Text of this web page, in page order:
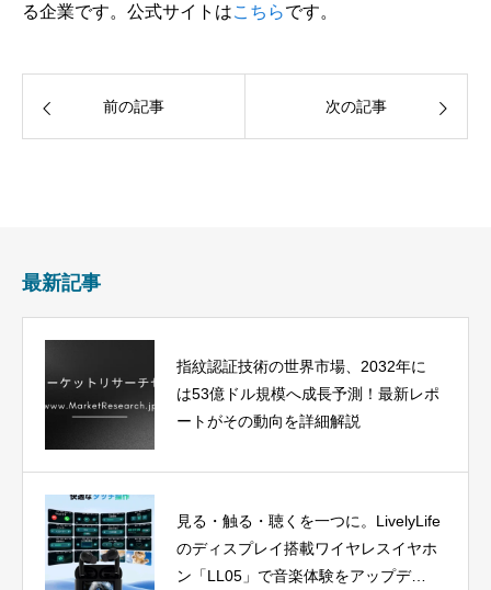
る企業です。公式サイトはこちらです。
前の記事 次の記事
最新記事
指紋認証技術の世界市場、2032年に
は53億ドル規模へ成長予測！最新レポ
ートがその動向を詳細解説
見る・触る・聴くを一つに。LivelyLife
のディスプレイ搭載ワイヤレスイヤホ
ン「LL05」で音楽体験をアップデー